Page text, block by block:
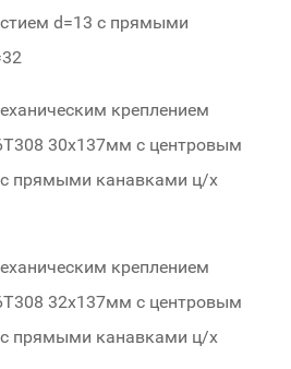
d=13 c прямыми
креплением
30х137мм с центровым
c прямыми канавками ц/х
креплением
32х137мм с центровым
c прямыми канавками ц/х